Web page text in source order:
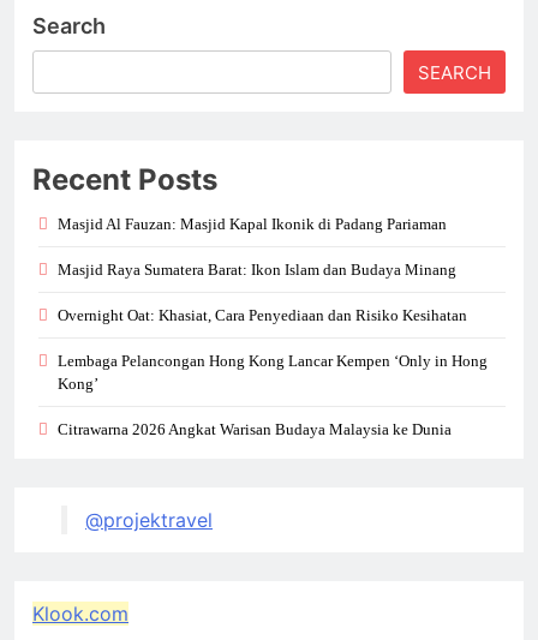
Search
SEARCH
Recent Posts
Masjid Al Fauzan: Masjid Kapal Ikonik di Padang Pariaman
Masjid Raya Sumatera Barat: Ikon Islam dan Budaya Minang
Overnight Oat: Khasiat, Cara Penyediaan dan Risiko Kesihatan
Lembaga Pelancongan Hong Kong Lancar Kempen ‘Only in Hong
Kong’
Citrawarna 2026 Angkat Warisan Budaya Malaysia ke Dunia
@projektravel
Klook.com